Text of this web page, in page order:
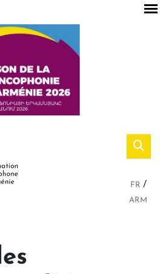
FR
ARM